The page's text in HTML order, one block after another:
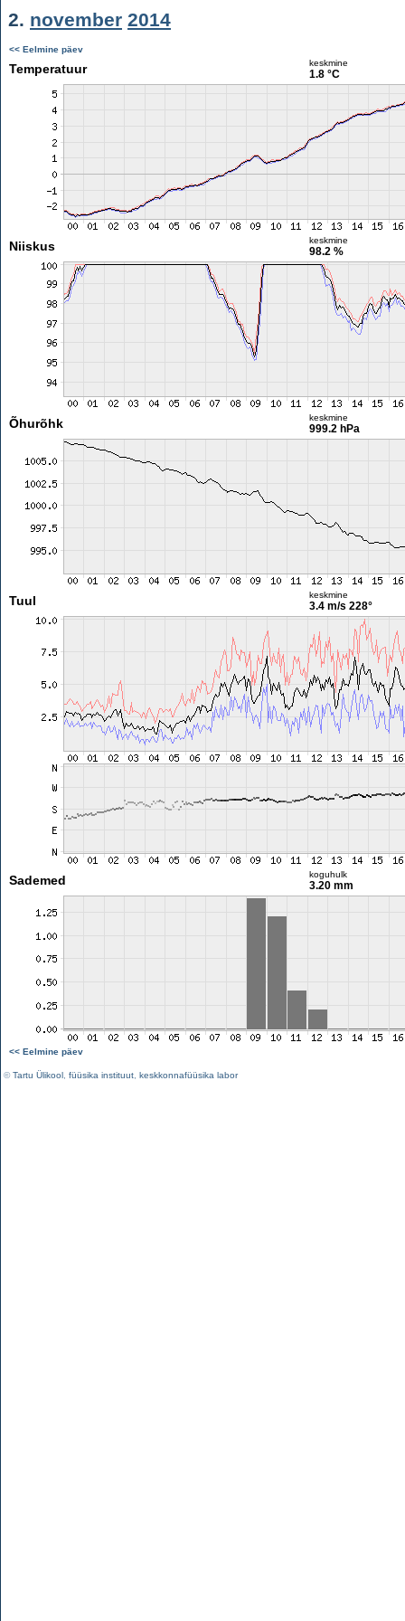
2. november 2014
<< Eelmine päev
Temperatuur keskmine
1.8 °C
Niiskus keskmine
98.2 %
Õhurõhk keskmine
999.2 hPa
Tuul keskmine
3.4 m/s 228°
Sademed koguhulk
3.20 mm
<< Eelmine päev
©Tartu Ülikool füüsika instituut keskkonnafüüsika labor